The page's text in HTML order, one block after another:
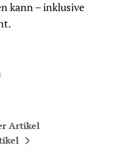
kann – inklusive
Artikel